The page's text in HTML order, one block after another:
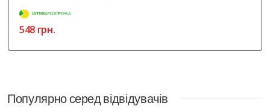
МИТТЄВА РОЗСТРОЧКА
548 грн.
Популярно серед відвідувачів